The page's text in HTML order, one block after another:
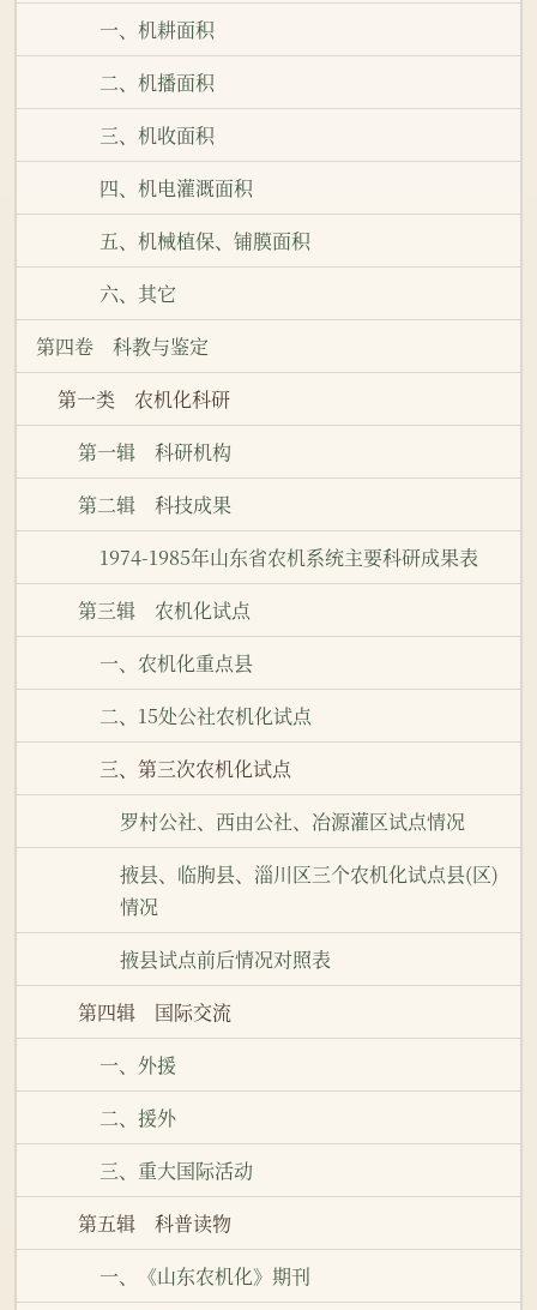
一、机耕面积
二、机播面积
三、机收面积
四、机电灌溉面积
五、机械植保、铺膜面积
六、其它
第四卷 科教与鉴定
第一类 农机化科研
第一辑 科研机构
第二辑 科技成果
1974-1985年山东省农机系统主要科研成果表
第三辑 农机化试点
一、农机化重点县
二、15处公社农机化试点
三、第三次农机化试点
罗村公社、西由公社、冶源灌区试点情况
掖县、临朐县、淄川区三个农机化试点县(区)
情况
掖县试点前后情况对照表
第四辑 国际交流
一、外援
二、援外
三、重大国际活动
第五辑 科普读物
一、《山东农机化》期刊